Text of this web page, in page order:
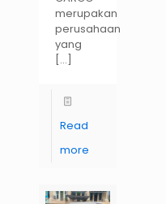
merupakan
perusahaan
yang
[…]
Read
more